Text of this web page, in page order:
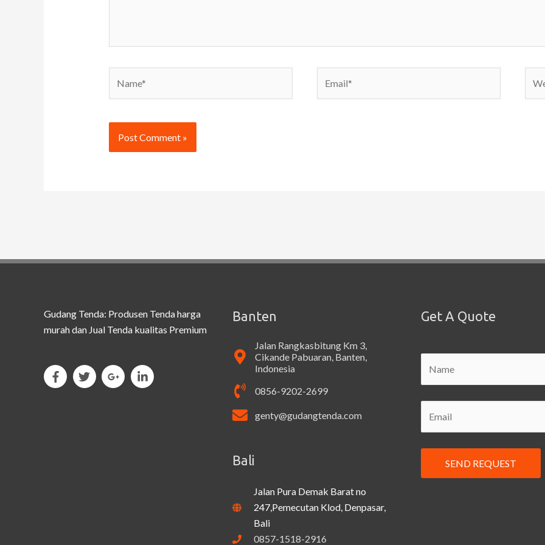
Gudang Tenda: Produsen Tenda harga
murah dan Jual Tenda kualitas Premium
Banten
Jalan Rangkasbitung Km 3,
Cikande Pabuaran, Banten,
Indonesia
0856-9202-2699
genty@gudangtenda.com
Bali
Jalan Pura Demak Barat no
247,Pemecutan Klod, Denpasar,
Bali
0857-1518-2916
Get A Quote